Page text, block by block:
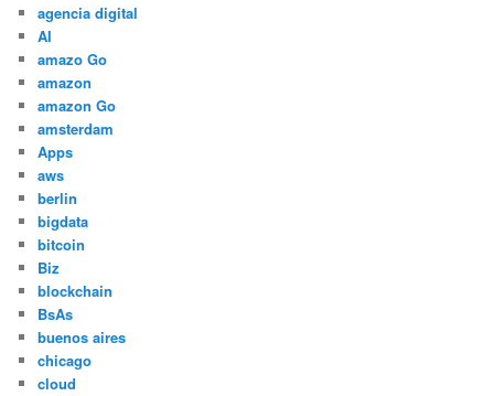
agencia digital
AI
amazo Go
amazon
amazon Go
amsterdam
Apps
aws
berlin
bigdata
bitcoin
Biz
blockchain
BsAs
buenos aires
chicago
cloud